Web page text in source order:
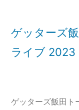
ー:
ゲッターズ
ライブ
ゲッターズ飯田ト